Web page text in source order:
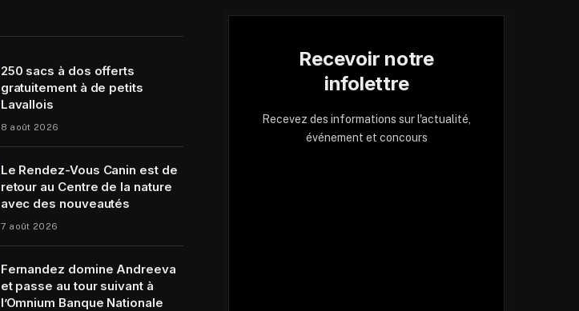
250 sacs à dos offerts
gratuitement à de petits
Lavallois
8 août 2026
Le Rendez-Vous Canin est de
retour au Centre de la nature
avec des nouveautés
7 août 2026
Fernandez domine Andreeva
et passe au tour suivant à
l’Omnium Banque Nationale
Recevoir notre
infolettre
Recevez des informations sur l'actualité,
événement et concours